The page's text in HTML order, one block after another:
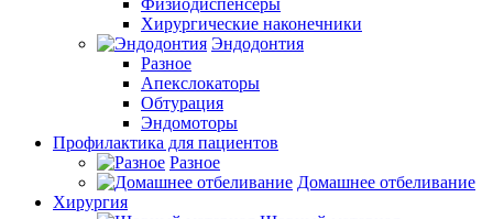
Физиодиспенсеры
Хирургические наконечники
Эндодонтия
Разное
Апекслокаторы
Обтурация
Эндомоторы
Профилактика для пациентов
Разное
Домашнее отбеливание
Хирургия